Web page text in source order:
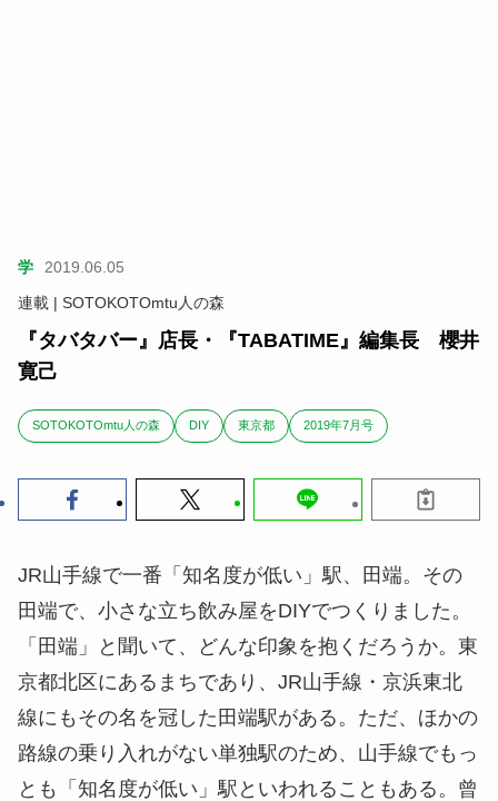
学
2019.06.05
連載 | SOTOKOTOmtu人の森
『タバタバー』店長・『TABATIME』編集長 櫻井
寛己
SOTOKOTOmtu人の森 DIY 東京都 2019年7月号
JR山手線で一番「知名度が低い」駅、田端。その
田端で、小さな立ち飲み屋をDIYでつくりました。
「田端」と聞いて、どんな印象を抱くだろうか。東
京都北区にあるまちであり、JR山手線・京浜東北
線にもその名を冠した田端駅がある。ただ、ほかの
路線の乗り入れがない単独駅のため、山手線でもっ
とも「知名度が低い」駅といわれることもある。曾